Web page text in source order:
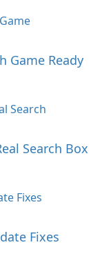
Game Ready
Search Box
Fixes